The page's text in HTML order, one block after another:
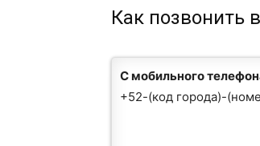
Как позвонить
С мобильного
+52-(код города)-